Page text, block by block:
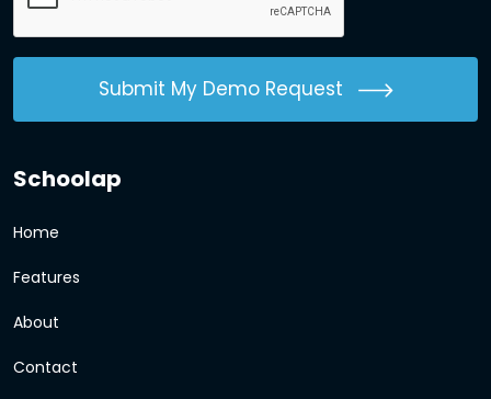
Submit My Demo Request
Schoolap
Home
Features
About
Contact